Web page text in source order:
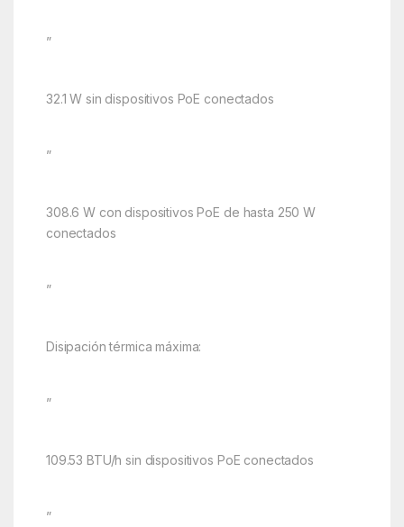
”
32.1 W sin dispositivos PoE conectados
”
308.6 W con dispositivos PoE de hasta 250 W
conectados
”
Disipación térmica máxima:
”
109.53 BTU/h sin dispositivos PoE conectados
”